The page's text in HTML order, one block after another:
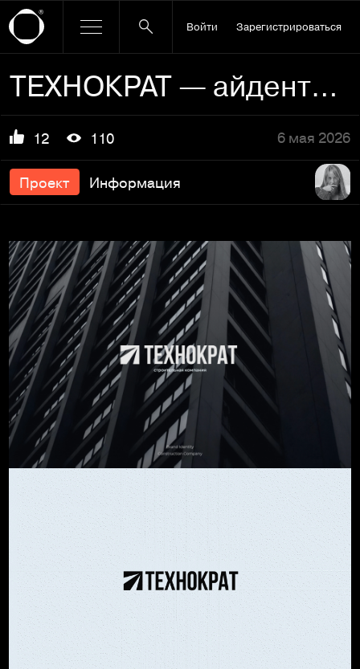
Войти Зарегистрироваться
ТЕХНОКРАТ — айдентика строительной компании
12 110 6 мая 2026
Проект Информация